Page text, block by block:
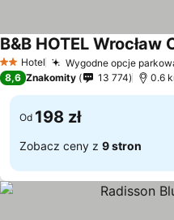
2 Kategoria
Hotel Wygodne opcje
B&B HOTEL Wrocław
8,6 Znakomity 13 774 0.6
Od 198 zł
Zobacz ceny z 9 stron